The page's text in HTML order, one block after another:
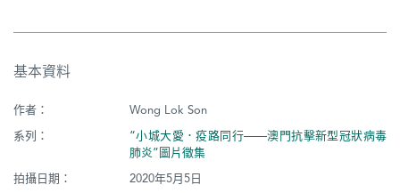
街
基本資料
作者：
Wong Lok Son
系列：
“小城大愛．疫路同行——澳門抗擊新型冠狀病毒
肺炎”圖片徵集
拍攝日期：
2020年5月5日